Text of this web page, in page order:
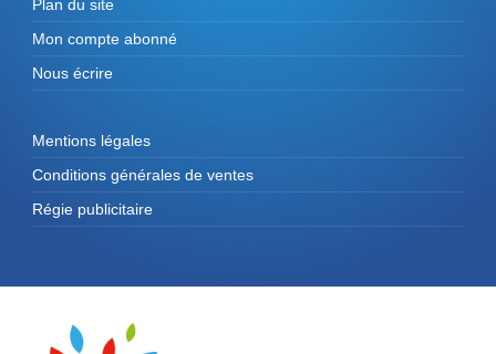
Plan du site
Mon compte abonné
Nous écrire
Mentions légales
Conditions générales de ventes
Régie publicitaire